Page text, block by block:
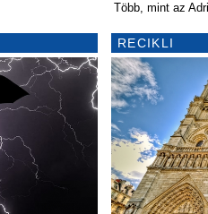
Több, mint az
RECIKLI